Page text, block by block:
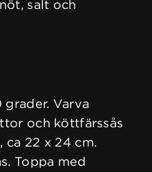
salt och
Varva
och köttfärssås
ca 22 x 24 cm.
Toppa med